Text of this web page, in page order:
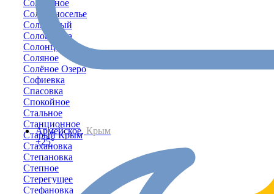
Армейское, Крым
+25°
Солнечное
Солнечноселье
Солнечный
Соловьёвка
Солонцовое
Соляное
Солёное Озеро
Софиевка
Спасовка
Спокойное
Стальное
Станционное
Старый Крым
Стахановка
Степановка
Степное
Стерегущее
Стефановка